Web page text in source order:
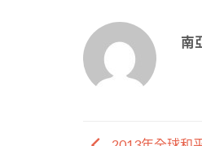
南